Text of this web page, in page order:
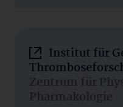
Institut für
Zentrum für
Pharmakologie